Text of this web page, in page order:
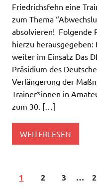
Friedrichsfehn eine
zum Thema
absolvieren! Folgende
hierzu herausgegeben:
weiter im Einsatz Das
Präsidium des
Verlängerung der
Trainer*innen in
zum 30. […]
WEITERLESEN
1 2 3 …